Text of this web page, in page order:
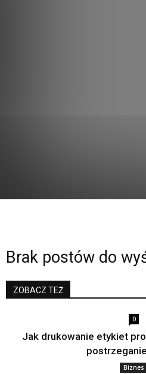
Brak postów do
ZOBACZ TEŻ
0
Jak drukowanie etykiet
Biznes